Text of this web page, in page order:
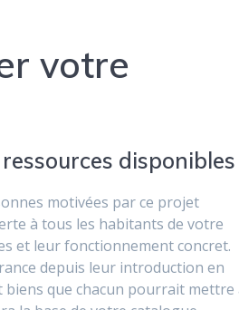
votre
disponibles
motivées par ce projet
à tous les habitants de votre
et leur fonctionnement concret.
depuis leur introduction en
biens que chacun pourrait mettre